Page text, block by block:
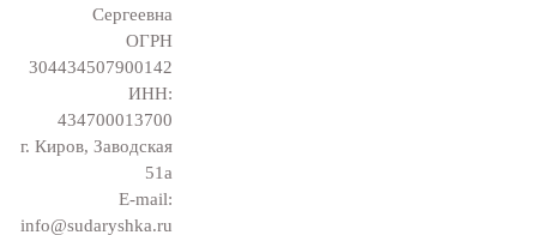
Сергеевна
ОГРН
304434507900142
ИНН:
434700013700
г. Киров, Заводская
51а
E-mail:
info@sudaryshka.ru